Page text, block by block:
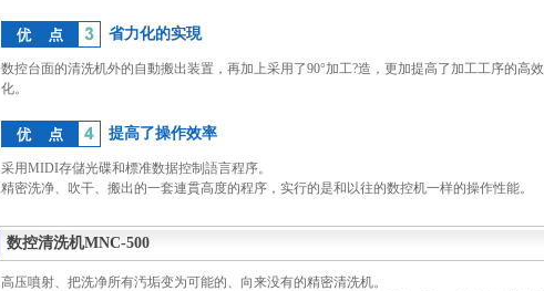
省力化的实現
数控台面的清洗机外的自動搬出装置，再加上采用了90°加工?造，更加提高了加工工序的高效
化。
提高了操作效率
采用MIDI存儲光碟和標准数据控制語言程序。
精密洗净、吹干、搬出的一套連貫高度的程序，实行的是和以往的数控机一样的操作性能。
数控清洗机MNC-500
高压噴射、把洗净所有汚垢变为可能的、向来没有的精密清洗机。